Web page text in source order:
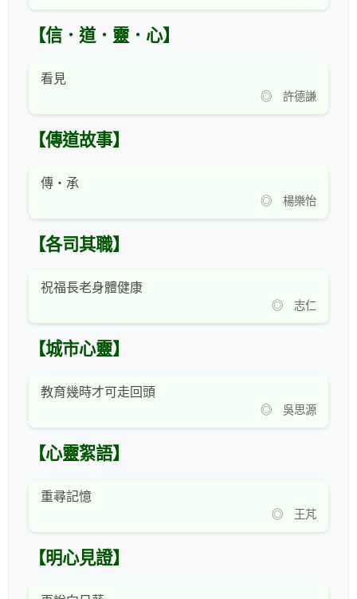
【信．道．靈．心】
看見
◎ 許德謙
【傳道故事】
傳・承
◎ 楊樂怡
【各司其職】
祝福長老身體健康
◎ 志仁
【城市心靈】
教育幾時才可走回頭
◎ 吳思源
【心靈絮語】
重尋記憶
◎ 王芃
【明心見證】